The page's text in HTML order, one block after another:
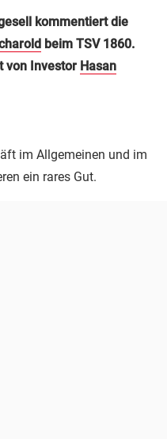
kommentiert die
beim TSV 1860.
von Investor Hasan
im Allgemeinen und im
ein rares Gut.